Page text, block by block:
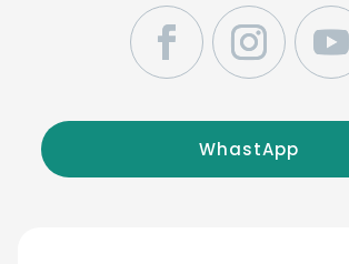
WhastApp